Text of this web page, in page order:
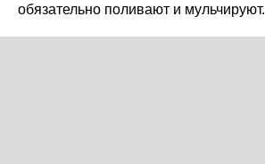
обязательно поливают и мульчируют.